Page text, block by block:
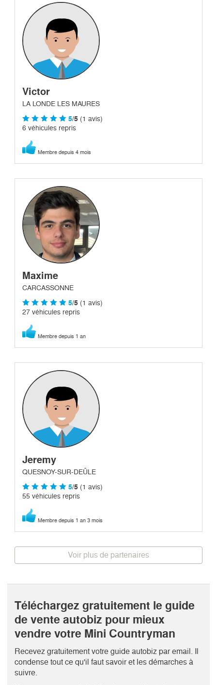
Victor
LA LONDE LES MAURES
5/5 (1 avis)
6 véhicules repris
Membre depuis 4 mois
Maxime
CARCASSONNE
5/5 (1 avis)
27 véhicules repris
Membre depuis 1 an
Jeremy
QUESNOY-SUR-DEÛLE
5/5 (1 avis)
55 véhicules repris
Membre depuis 1 an 3 mois
Voir plus de partenaires
Téléchargez gratuitement le guide
de vente autobiz pour mieux
vendre votre Mini Countryman
Recevez gratuitement votre guide autobiz par email. Il
condense tout ce qu'il faut savoir et les démarches à
suivre.